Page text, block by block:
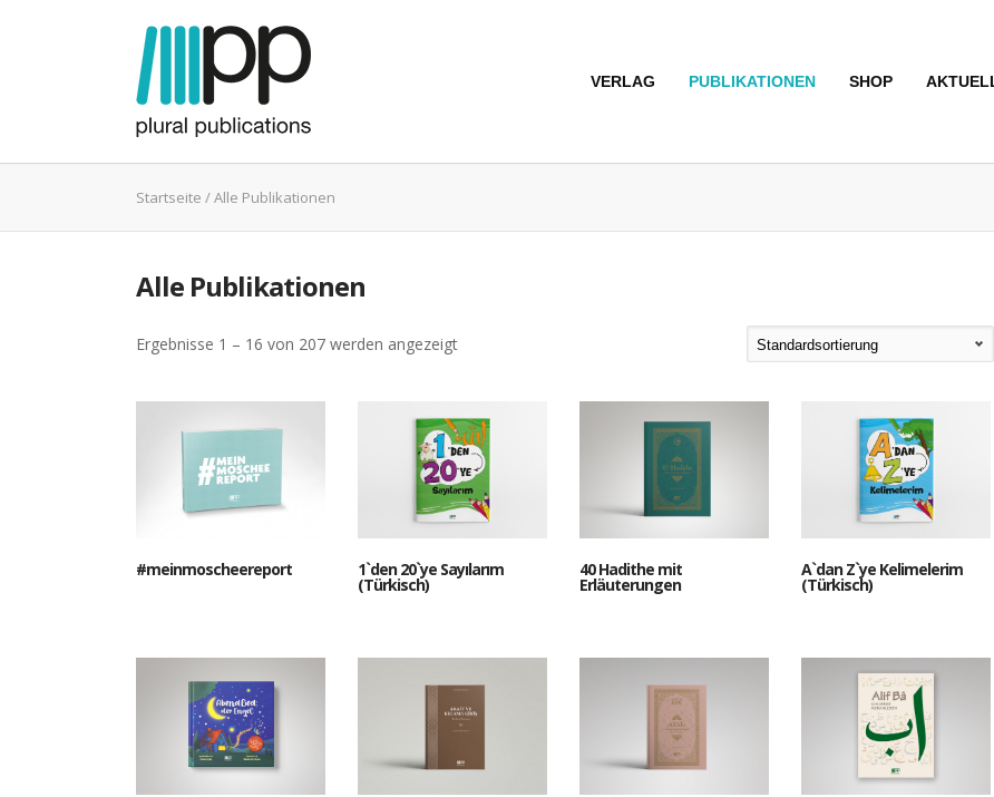
VERLAG PUBLIKATIONEN SHOP
Startseite / Alle Publikationen
Alle Publikationen
Ergebnisse 1 – 16 von 207 werden angezeigt
#meinmoscheereport 1`den 20`ye Sayılarım
(Türkisch)
40 Hadithe mit
Erläuterungen
A`dan Z`ye Kelimelerim
(Türkisch)